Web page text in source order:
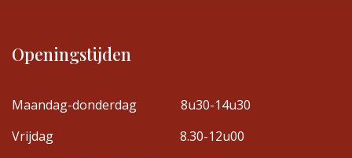
Openingstijden
Maandag-donderdag
8u30-14u30
Vrijdag
8.30-12u00